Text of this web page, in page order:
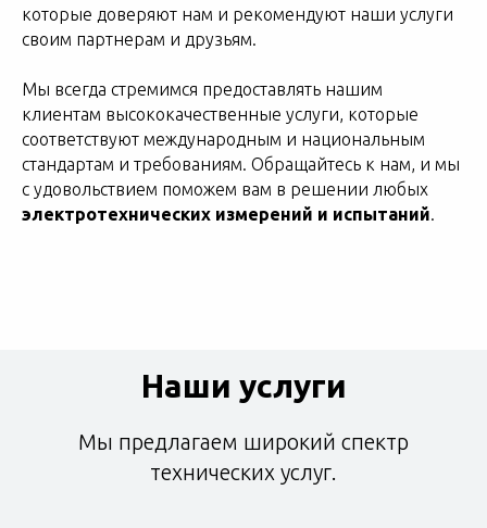
которые доверяют нам и рекомендуют наши услуги
своим партнерам и друзьям.
Мы всегда стремимся предоставлять нашим
клиентам высококачественные услуги, которые
соответствуют международным и национальным
стандартам и требованиям. Обращайтесь к нам, и мы
с удовольствием поможем вам в решении любых
электротехнических измерений и испытаний.
Наши услуги
Мы предлагаем широкий спектр
технических услуг.